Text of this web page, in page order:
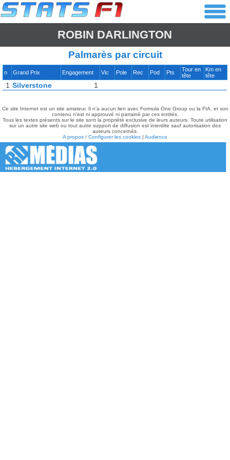
ROBIN DARLINGTON
Palmarès par circuit
n Grand Prix Engagement Vic Pole Rec Pod Pts
Tour en
tête
Km en
tête
1 Silverstone 1
Ce site Internet est un site amateur. Il n'a aucun lien avec Formula One Group ou la FIA, et son
contenu n'est ni approuvé ni parrainé par ces entités.
Tous les textes présents sur le site sont la propriété exclusive de leurs auteurs. Toute utilisation
sur un autre site web ou tout autre support de diffusion est interdite sauf autorisation des
auteurs concernés.
A propos / Configurer les cookies | Audience